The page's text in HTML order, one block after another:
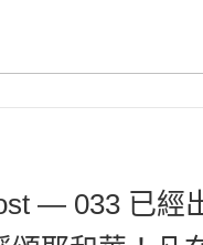
— 033 已經